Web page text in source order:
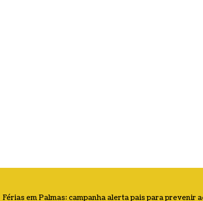
Férias em Palmas: campanha alerta pais para prevenir